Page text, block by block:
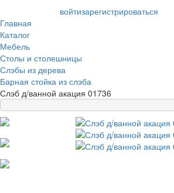
войтизарегистрироваться
Главная
Каталог
Мебель
Столы и столешницы
Слэбы из дерева
Барная стойка из слэба
Слэб д/ванной акация 01736